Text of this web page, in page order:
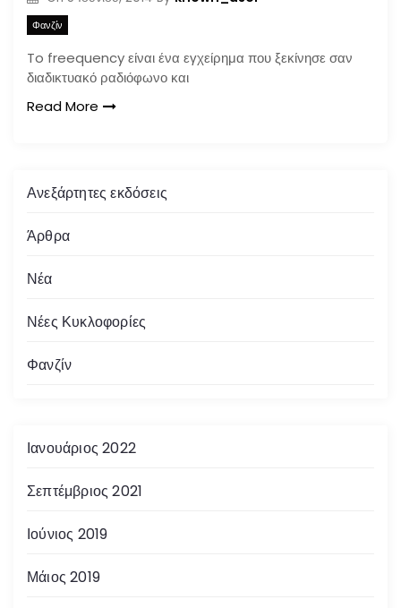
Φανζίν
To freequency είναι ένα εγχείρημα που ξεκίνησε σαν
διαδικτυακό ραδιόφωνο και
Read More
Ανεξάρτητες εκδόσεις
Άρθρα
Νέα
Νέες Κυκλοφορίες
Φανζίν
Ιανουάριος 2022
Σεπτέμβριος 2021
Ιούνιος 2019
Μάιος 2019